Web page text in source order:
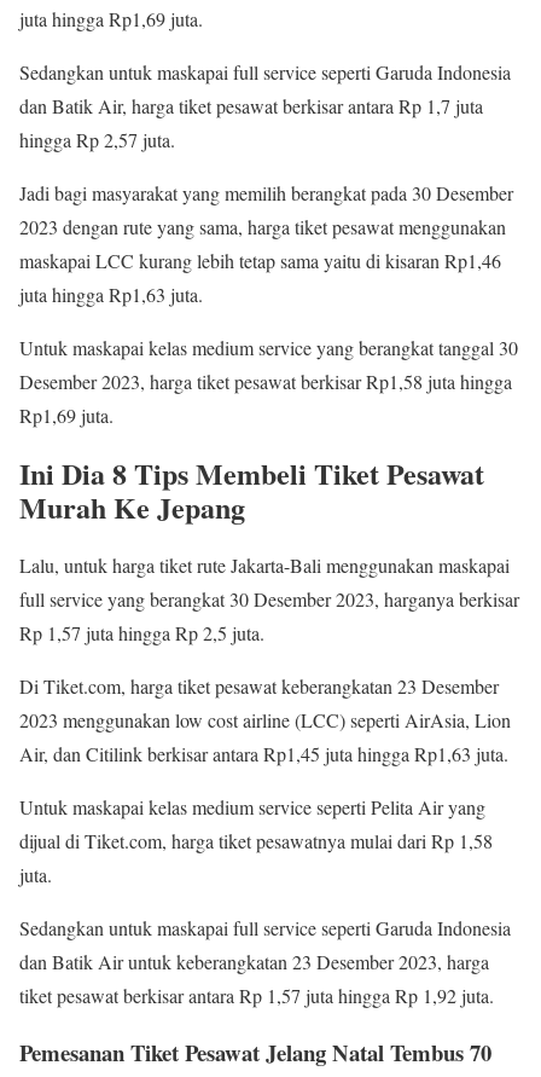
juta hingga Rp1,69 juta.
Sedangkan untuk maskapai full service seperti Garuda Indonesia
dan Batik Air, harga tiket pesawat berkisar antara Rp 1,7 juta
hingga Rp 2,57 juta.
Jadi bagi masyarakat yang memilih berangkat pada 30 Desember
2023 dengan rute yang sama, harga tiket pesawat menggunakan
maskapai LCC kurang lebih tetap sama yaitu di kisaran Rp1,46
juta hingga Rp1,63 juta.
Untuk maskapai kelas medium service yang berangkat tanggal 30
Desember 2023, harga tiket pesawat berkisar Rp1,58 juta hingga
Rp1,69 juta.
Ini Dia 8 Tips Membeli Tiket Pesawat
Murah Ke Jepang
Lalu, untuk harga tiket rute Jakarta-Bali menggunakan maskapai
full service yang berangkat 30 Desember 2023, harganya berkisar
Rp 1,57 juta hingga Rp 2,5 juta.
Di Tiket.com, harga tiket pesawat keberangkatan 23 Desember
2023 menggunakan low cost airline (LCC) seperti AirAsia, Lion
Air, dan Citilink berkisar antara Rp1,45 juta hingga Rp1,63 juta.
Untuk maskapai kelas medium service seperti Pelita Air yang
dijual di Tiket.com, harga tiket pesawatnya mulai dari Rp 1,58
juta.
Sedangkan untuk maskapai full service seperti Garuda Indonesia
dan Batik Air untuk keberangkatan 23 Desember 2023, harga
tiket pesawat berkisar antara Rp 1,57 juta hingga Rp 1,92 juta.
Pemesanan Tiket Pesawat Jelang Natal Tembus 70